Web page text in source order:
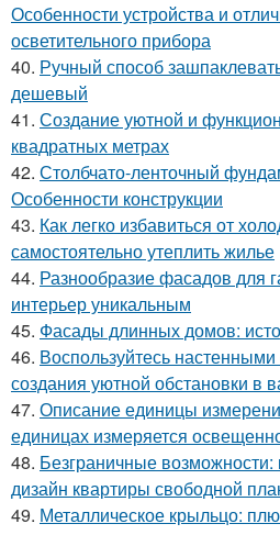
Особенности устройства и
осветительного прибора
40. Ручный способ
дешевый
41. Создание уютной и
квадратных метрах
42. Столбчато-ленточный
Особенности конструкции
43. Как легко избавиться от
самостоятельно утеплить жилье
44. Разнообразие фасадов для
интерьер уникальным
45. Фасады длинных домов:
46. Воспользуйтесь
создания уютной обстановки в
47. Описание единицы
единицах измеряется
48. Безграничные возможности:
дизайн квартиры свободной
49. Металлическое крыльцо: